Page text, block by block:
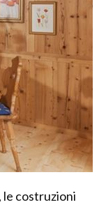
le costruzioni